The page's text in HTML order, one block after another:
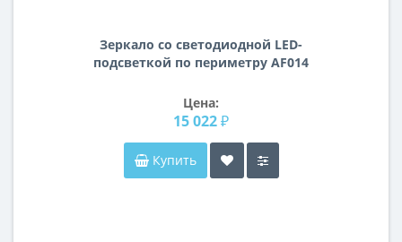
Зеркало со светодиодной LED-
подсветкой по периметру AF014
Цена:
15 022 ₽
Купить